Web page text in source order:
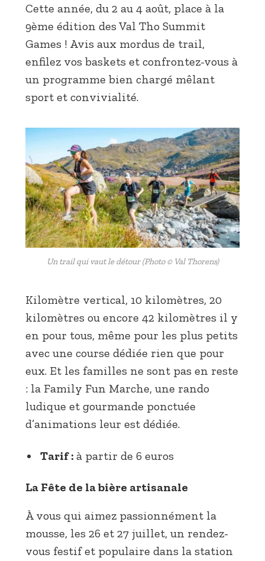
Cette année, du 2 au 4 août, place à la
9ème édition des Val Tho Summit
Games ! Avis aux mordus de trail,
enfilez vos baskets et confrontez-vous à
un programme bien chargé mêlant
sport et convivialité.
Un trail qui vaut le détour (Photo © Val Thorens)
Kilomètre vertical, 10 kilomètres, 20
kilomètres ou encore 42 kilomètres il y
en pour tous, même pour les plus petits
avec une course dédiée rien que pour
eux. Et les familles ne sont pas en reste
: la Family Fun Marche, une rando
ludique et gourmande ponctuée
d’animations leur est dédiée.
Tarif : à partir de 6 euros
La Fête de la bière artisanale
À vous qui aimez passionnément la
mousse, les 26 et 27 juillet, un rendez-
vous festif et populaire dans la station